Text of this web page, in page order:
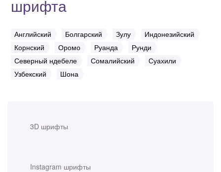
3D шрифты
Instagram шрифты
шрифта
Английский Болгарский Зулу
Индонезийский
Корнский
Оромо Руанда
Рунди
Северный ндебеле
Сомалийский
Суахили
Узбекский
Шона